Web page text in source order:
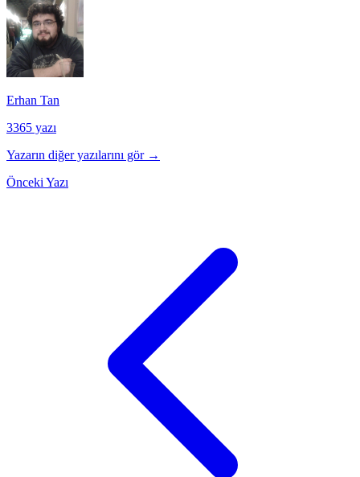
Erhan Tan
3365 yazı
Yazarın diğer yazılarını gör →
Önceki Yazı